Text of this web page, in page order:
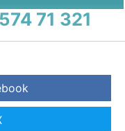
71 321